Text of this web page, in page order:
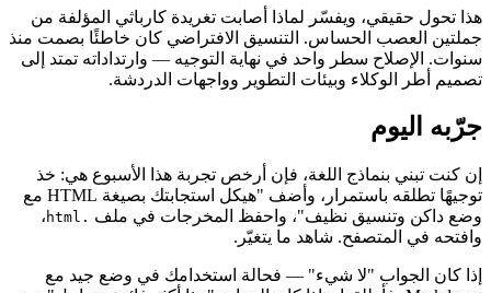
هذا تحول حقيقي، ويفسّر لماذا أصابت تغريدة كارباثي المؤلفة من
جملتين العصب الحساس. التنسيق الافتراضي كان خاطئًا بصمت منذ
سنوات. الإصلاح سطر واحد في نهاية التوجيه — وارتداداته تمتد إلى
تصميم أطر الوكلاء وبيئات التطوير وواجهات الدردشة.
جرّبه اليوم
إن كنت تبني بنماذج اللغة، فإن أرخص تجربة هذا الأسبوع هي: خذ
توجيهًا تطلقه باستمرار، وأضف "هيكل استجابتك بصيغة HTML مع
وضع داكن وتنسيق نظيف"، واحفظ المخرجات في ملف .html
،
وافتحه في المتصفح. شاهد ما يتغيّر.
إذا كان الجواب "لا شيء" — فحالة استخدامك في وضع جيد مع